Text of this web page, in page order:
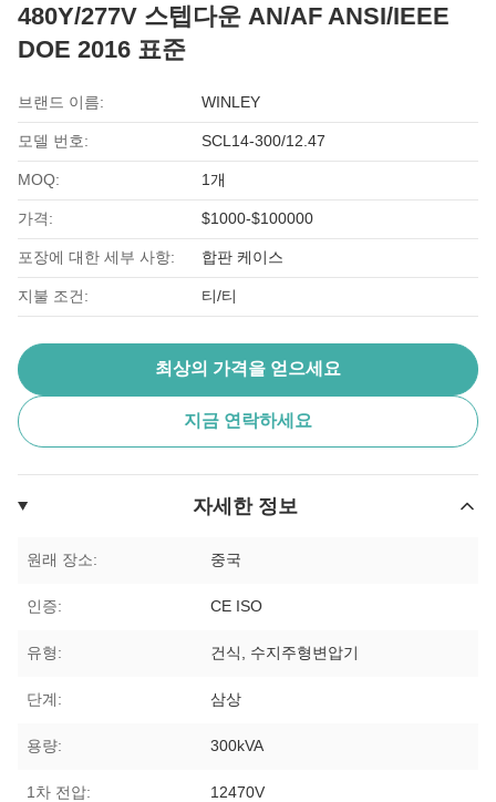
480Y/277V 스텝다운 AN/AF ANSI/IEEE
DOE 2016 표준
브랜드 이름: WINLEY
모델 번호: SCL14-300/12.47
MOQ: 1개
가격: $1000-$100000
포장에 대한 세부 사항: 합판 케이스
지불 조건: 티/티
최상의 가격을 얻으세요
지금 연락하세요
자세한 정보
원래 장소: 중국
인증: CE ISO
유형: 건식, 수지주형변압기
단계: 삼상
용량: 300kVA
1차 전압: 12470V